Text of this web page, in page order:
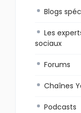
Blogs
Les
sociaux
Forums
Chaînes
Podcasts